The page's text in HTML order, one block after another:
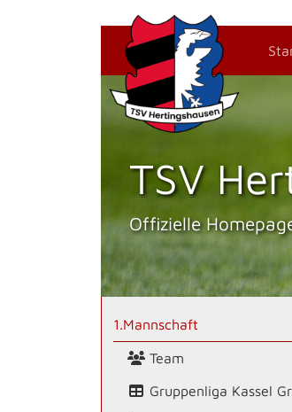
TSV
Offizielle
1.Mannschaft
Team
Gruppenliga Kassel